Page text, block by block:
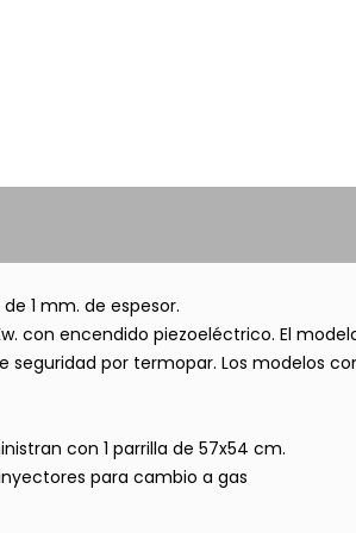
1 mm. de espesor.
con encendido piezoeléctrico. El
seguridad por termopar. Los modelos
con 1 parrilla de 57x54 cm.
para cambio a gas